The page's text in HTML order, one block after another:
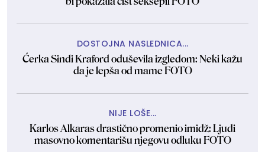
DOSTOJNA NASLEDNICA...
Ćerka Sindi Kraford oduševila izgledom: Neki kažu
da je lepša od mame FOTO
NIJE LOŠE...
Karlos Alkaras drastično promenio imidž: Ljudi
masovno komentarišu njegovu odluku FOTO